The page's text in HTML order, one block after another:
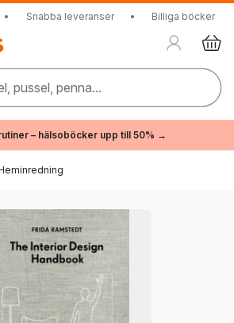
• Snabba leveranser • Billiga böcker
pussel, penna...
– hälsoböcker upp till 50% →